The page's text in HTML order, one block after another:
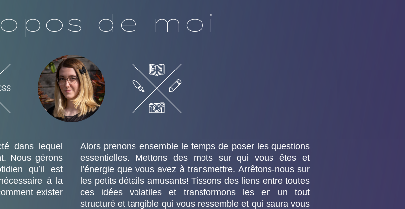
de moi
dans lequel
Nous gérons
qu’il est
à la
exister
Alors prenons ensemble le temps de poser les questions
essentielles. Mettons des mots sur qui vous êtes et
l’énergie que vous avez à transmettre. Arrêtons-nous sur
les petits détails amusants! Tissons des liens entre toutes
ces idées volatiles et transformons les en un tout
structuré et tangible qui vous ressemble et qui saura vous